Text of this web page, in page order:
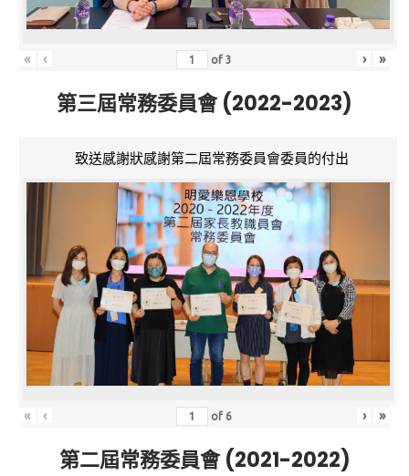
« ‹ of3 › »
第三屆常務委員會 (2022-2023)
致送感謝狀感謝第二屆常務委員會委員的付出
« ‹ of 6 › »
第二屆常務委員會 (2021-2022)